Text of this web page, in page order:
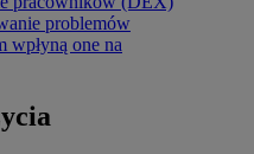
problemów
wpłyną one na